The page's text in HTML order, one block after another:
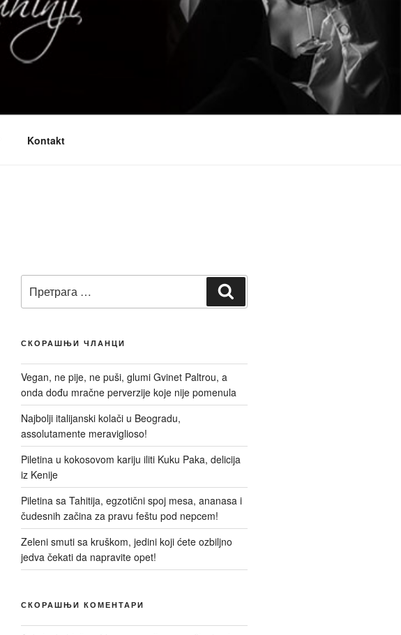
Kontakt
за:
СКОРАШЊИ ЧЛАНЦИ
Vegan, ne pije, ne puši, glumi Gvinet Paltrou, a
onda dođu mračne perverzije koje nije pomenula
Najbolji italijanski kolači u Beogradu,
assolutamente meraviglioso!
Piletina u kokosovom kariju iliti Kuku Paka, delicija
iz Kenije
Piletina sa Tahitija, egzotični spoj mesa, ananasa i
čudesnih začina za pravu feštu pod nepcem!
Zeleni smuti sa kruškom, jedini koji ćete ozbiljno
jedva čekati da napravite opet!
СКОРАШЊИ КОМЕНТАРИ